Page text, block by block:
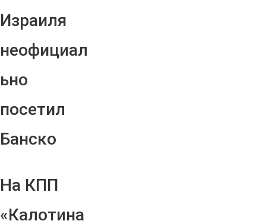
Израиля
неофициал
ьно
посетил
Банско
На КПП
«Калотина